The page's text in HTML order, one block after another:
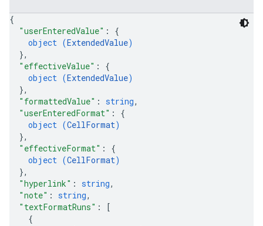
{
"userEnteredValue" : {
object (ExtendedValue)
},
"effectiveValue" : {
object (ExtendedValue)
},
"formattedValue" : string,
"userEnteredFormat" : {
object (CellFormat)
},
"effectiveFormat" : {
object (CellFormat)
},
"hyperlink" : string,
"note" : string,
"textFormatRuns" :
[
{